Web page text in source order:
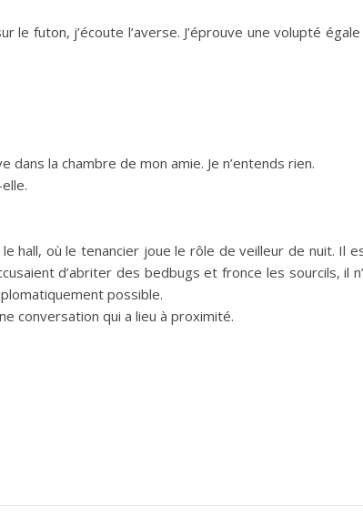
le futon, j’écoute l’averse. J’éprouve une volupté égale
dans la chambre de mon amie. Je n’entends rien.
hall, où le tenancier joue le rôle de veilleur de nuit. Il
d’abriter des bedbugs et fronce les sourcils, il
possible.
conversation qui a lieu à proximité.